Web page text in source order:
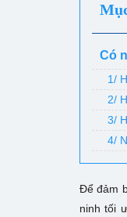
Có
1/
2/
3/
4/
Để đảm
ninh tối